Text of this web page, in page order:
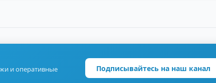
и оперативные
Подписывайтесь на наш канал